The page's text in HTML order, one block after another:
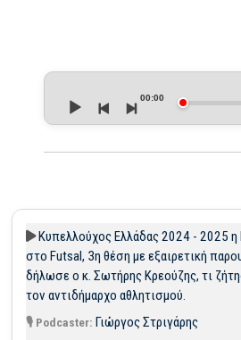
Audio
Player
00:00
Κυπελλούχος Ελλάδας 2024 - 2025
στο Futsal, 3η θέση με εξαιρετική
δήλωσε ο κ. Σωτήρης Κρεούζης, τι
τον αντιδήμαρχο αθλητισμού.
Γιώργος Στριγάρης